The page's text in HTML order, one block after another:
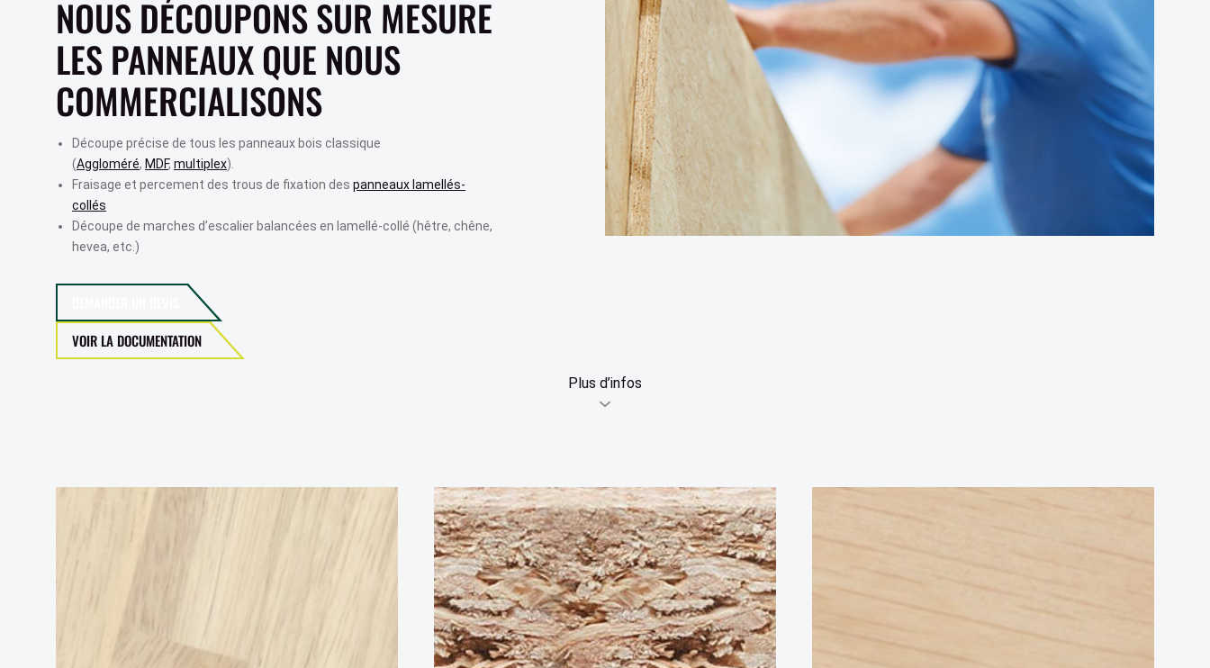
BARDAGE ARDOISES
PARQUET STRATIFIÉ
PARQUET SEMI MASSIF
PARQUET MASSIF
PARQUET VINYLE
VISITER NOTRE SHOWROOM
NOUS DÉCOUPONS SUR MESURE
LES PANNEAUX QUE NOUS
COMMERCIALISONS
Découpe précise de tous les panneaux bois classique
(Aggloméré, MDF, multiplex).
Fraisage et percement des trous de fixation des panneaux lamellés-
collés
Découpe de marches d’escalier balancées en lamellé-collé (hêtre, chêne,
hevea, etc.)
VOIR LA DOCUMENTATION
Plus d’infos